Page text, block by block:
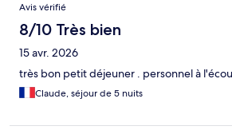
Avis vérifié
8/10 Très bien
15 avr. 2026
très bon petit déjeuner . personnel à
Claude, séjour de 5 nuits